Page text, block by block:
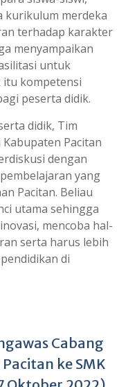
kurikulum merdeka
terhadap karakter
menyampaikan
untuk
itu kompetensi
peserta didik.
didik, Tim
Pacitan
dengan
yang
Pacitan. Beliau
utama sehingga
mencoba hal-
serta harus lebih
di
Cabang
ke SMK